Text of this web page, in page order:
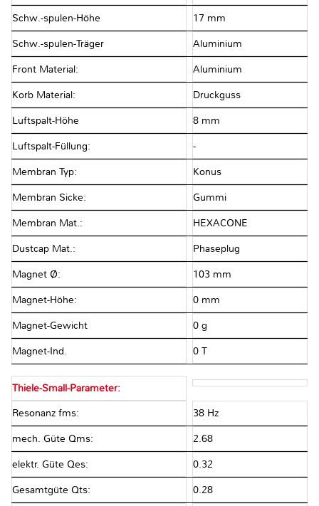
Schw.-spulen-Höhe 17 mm
Schw.-spulen-Träger Aluminium
Front Material: Aluminium
Korb Material: Druckguss
Luftspalt-Höhe 8 mm
Luftspalt-Füllung: -
Membran Typ: Konus
Membran Sicke: Gummi
Membran Mat.: HEXACONE
Dustcap Mat.: Phaseplug
Magnet Ø: 103 mm
Magnet-Höhe: 0 mm
Magnet-Gewicht 0 g
Magnet-Ind. 0 T
Thiele-Small-Parameter:
Resonanz fms: 38 Hz
mech. Güte Qms: 2.68
elektr. Güte Qes: 0.32
Gesamtgüte Qts: 0.28